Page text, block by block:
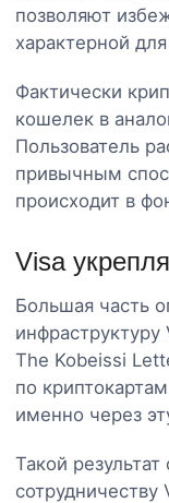
позволяют
характерной
Фактически
кошелек в
Пользователь
привычным
происходит в
Visa
Большая часть
The Kobeissi
по
именно через
Такой